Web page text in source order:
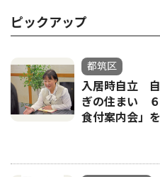
ピックアップ
都筑区
入居時自立 自
ぎの住まい ６
食付案内会」